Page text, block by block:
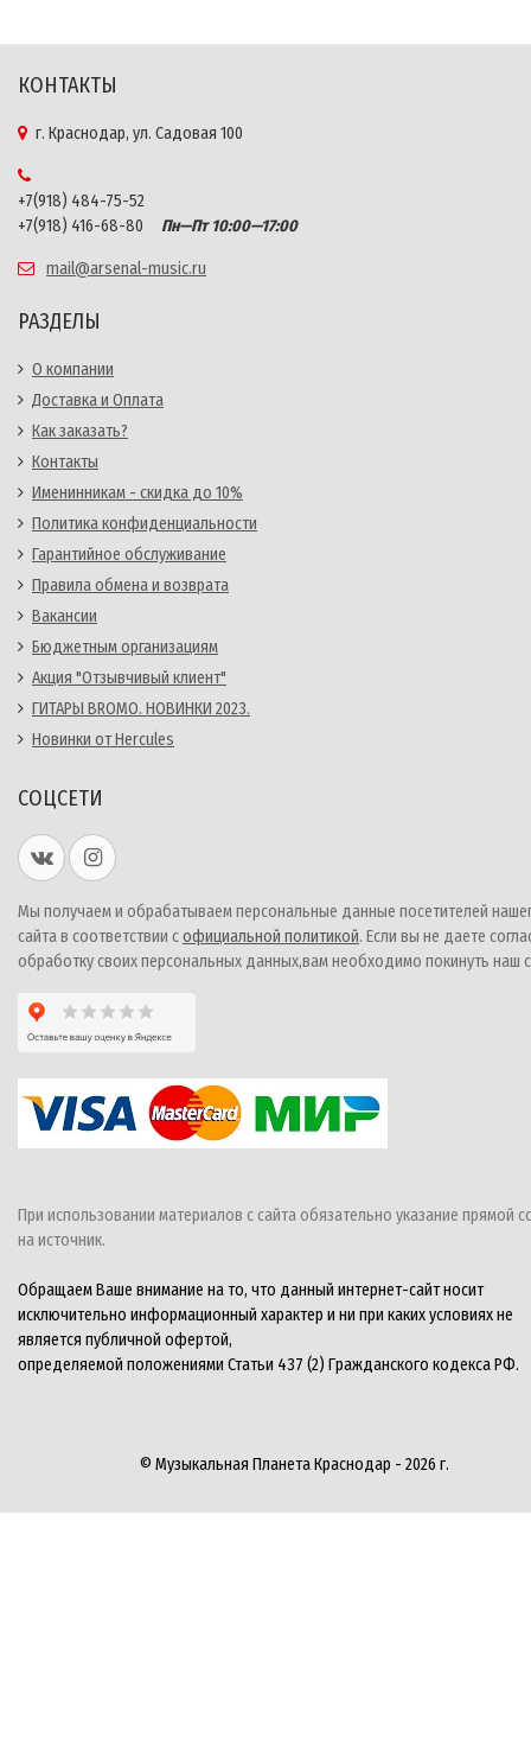
КОНТАКТЫ
г. Краснодар, ул. Садовая 100
+7(918) 484-75-52
+7(918) 416-68-80
Пн—Пт 10:00—17:00
mail@arsenal-music.ru
РАЗДЕЛЫ
О компании
Доставка и Оплата
Как заказать?
Контакты
Именинникам - скидка до 10%
Политика конфиденциальности
Гарантийное обслуживание
Правила обмена и возврата
Вакансии
Бюджетным организациям
Акция "Отзывчивый клиент"
ГИТАРЫ BROMO. НОВИНКИ 2023.
Новинки от Hercules
СОЦСЕТИ
Мы получаем и обрабатываем персональные данные посетителей
сайта в соответствии софициальной политикой. Если вы не даете
обработку своих персональных данных,вам необходимо покинуть наш
При использовании материалов с сайта обязательно указание прямой
на источник.
Обращаем Ваше внимание на то, что данный интернет-сайт носит
исключительно информационный характер и ни при каких условиях не
является публичной офертой,
определяемой положениями Статьи 437 (2) Гражданского кодекса РФ.
© Музыкальная Планета Краснодар - 2026 г.